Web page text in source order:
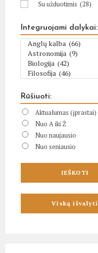
Su užduotimis (28)
Integruojami dalykai:
Rūšiuoti:
Aktualumas (įprastai)
Nuo A iki Ž
Nuo naujausio
Nuo seniausio